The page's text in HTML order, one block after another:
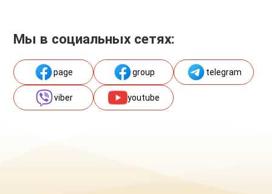
Мы в социальных сетях:
page group telegram
viber youtube